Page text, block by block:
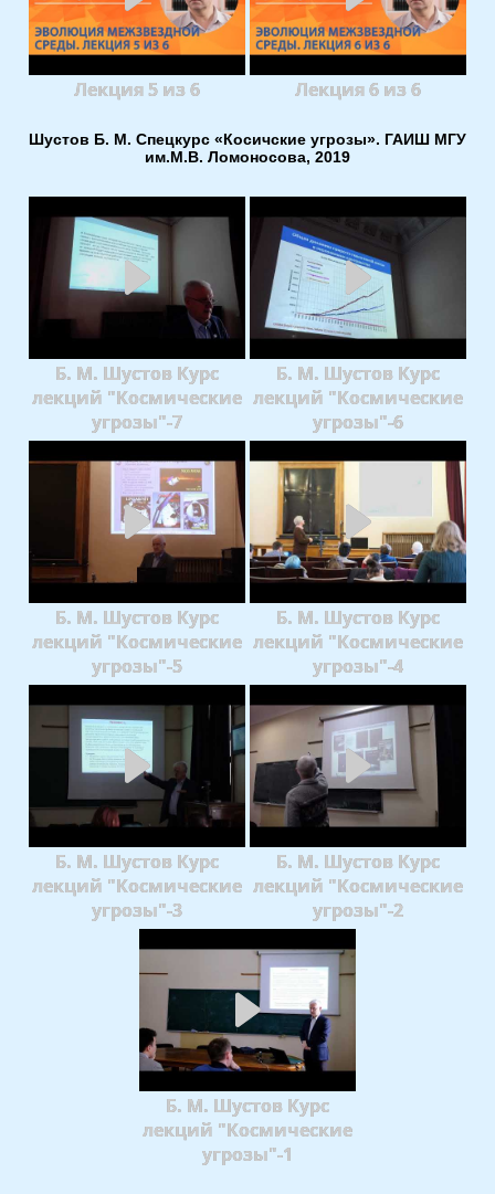
Лекция 5 из 6 Лекция 6 из 6
Шустов Б. М. Спецкурс «Косичские угрозы». ГАИШ МГУ
им.М.В. Ломоносова, 2019
Б. М. Шустов Курс
лекций "Космические
угрозы"-7
Б. М. Шустов Курс
лекций "Космические
угрозы"-6
Б. М. Шустов Курс
лекций "Космические
угрозы"-5
Б. М. Шустов Курс
лекций "Космические
угрозы"-4
Б. М. Шустов Курс
лекций "Космические
угрозы"-3
Б. М. Шустов Курс
лекций "Космические
угрозы"-2
Б. М. Шустов Курс
лекций "Космические
угрозы"-1